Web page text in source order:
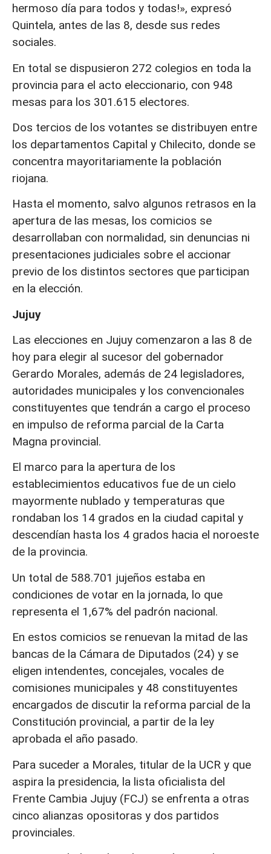
hermoso día para todos y todas!», expresó
Quintela, antes de las 8, desde sus redes
sociales.
En total se dispusieron 272 colegios en toda la
provincia para el acto eleccionario, con 948
mesas para los 301.615 electores.
Dos tercios de los votantes se distribuyen entre
los departamentos Capital y Chilecito, donde se
concentra mayoritariamente la población
riojana.
Hasta el momento, salvo algunos retrasos en la
apertura de las mesas, los comicios se
desarrollaban con normalidad, sin denuncias ni
presentaciones judiciales sobre el accionar
previo de los distintos sectores que participan
en la elección.
Jujuy
Las elecciones en Jujuy comenzaron a las 8 de
hoy para elegir al sucesor del gobernador
Gerardo Morales, además de 24 legisladores,
autoridades municipales y los convencionales
constituyentes que tendrán a cargo el proceso
en impulso de reforma parcial de la Carta
Magna provincial.
El marco para la apertura de los
establecimientos educativos fue de un cielo
mayormente nublado y temperaturas que
rondaban los 14 grados en la ciudad capital y
descendían hasta los 4 grados hacia el noroeste
de la provincia.
Un total de 588.701 jujeños estaba en
condiciones de votar en la jornada, lo que
representa el 1,67% del padrón nacional.
En estos comicios se renuevan la mitad de las
bancas de la Cámara de Diputados (24) y se
eligen intendentes, concejales, vocales de
comisiones municipales y 48 constituyentes
encargados de discutir la reforma parcial de la
Constitución provincial, a partir de la ley
aprobada el año pasado.
Para suceder a Morales, titular de la UCR y que
aspira la presidencia, la lista oficialista del
Frente Cambia Jujuy (FCJ) se enfrenta a otras
cinco alianzas opositoras y dos partidos
provinciales.